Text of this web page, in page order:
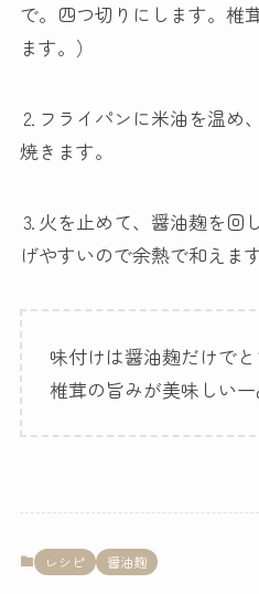
で。四つ切りにします。椎
ます。）
⒉フライパンに米油を温め
焼きます。
⒊火を止めて、醤油麹を回
げやすいので余熱で和えます
味付けは醤油麹だけでと
椎茸の旨みが美味しい
レシピ 醤油麹